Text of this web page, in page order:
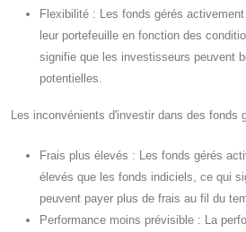
Flexibilité : Les fonds gérés
leur portefeuille en fonction des
signifie que les investisseurs peuvent
potentielles.
Les inconvénients d'investir dans des fonds
Frais plus élevés : Les fonds gérés
élevés que les fonds indiciels, ce qui
peuvent payer plus de frais au fil du
Performance moins prévisible : La